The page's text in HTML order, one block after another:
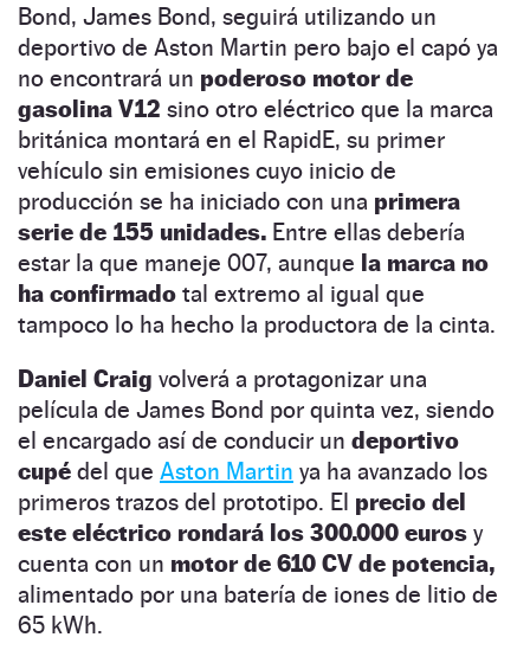
Bond, James Bond, seguirá utilizando un
deportivo de Aston Martin pero bajo el capó ya
no encontrará un poderoso motor de
gasolina V12 sino otro eléctrico que la marca
británica montará en el RapidE, su primer
vehículo sin emisiones cuyo inicio de
producción se ha iniciado con una primera
serie de 155 unidades. Entre ellas debería
estar la que maneje 007, aunque la marca no
ha confirmado tal extremo al igual que
tampoco lo ha hecho la productora de la cinta.
Daniel Craig volverá a protagonizar una
película de James Bond por quinta vez, siendo
el encargado así de conducir un deportivo
cupé del que Aston Martin ya ha avanzado los
primeros trazos del prototipo. El precio del
este eléctrico rondará los 300.000 euros y
cuenta con un motor de 610 CV de potencia,
alimentado por una batería de iones de litio de
65 kWh.